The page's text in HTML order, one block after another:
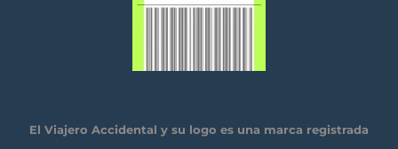
El Viajero Accidental y su logo es una marca registrada